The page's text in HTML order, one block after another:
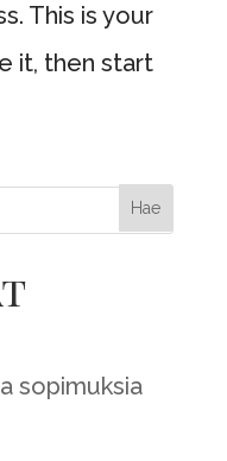
This is your
it, then start
sopimuksia